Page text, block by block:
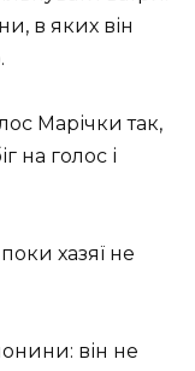
в яких він
Марічки так,
на голос і
хазяї не
він не